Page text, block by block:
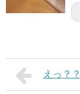
えっ？